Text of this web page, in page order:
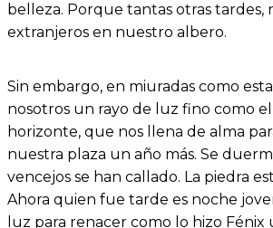
belleza. Porque tantas otras tardes,
extranjeros en nuestro albero.
Sin embargo, en miuradas como
nosotros un rayo de luz fino como
horizonte, que nos llena de alma
nuestra plaza un año más. Se
vencejos se han callado. La piedra
Ahora quien fue tarde es noche
luz para renacer como lo hizo Fénix